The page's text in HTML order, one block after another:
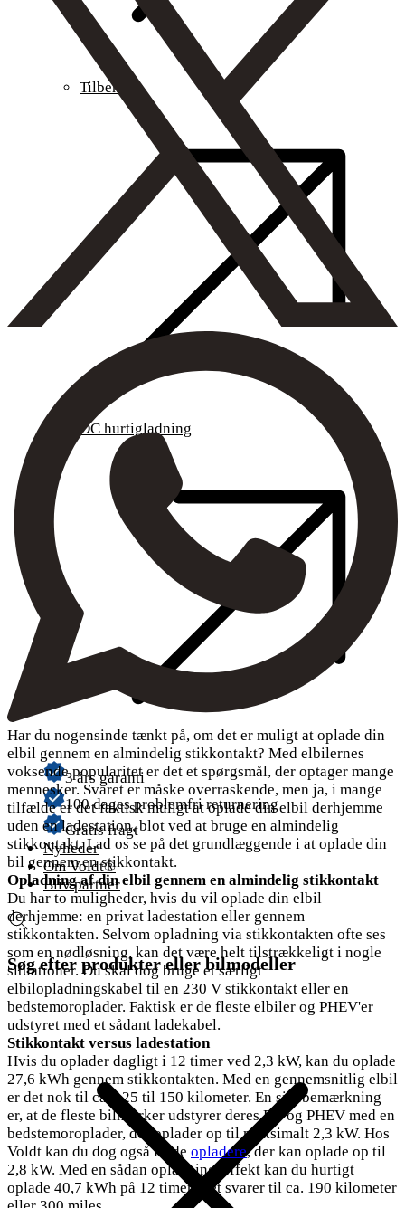
Tilbehør
DC hurtigladning
3 års garanti
100 dages problemfri returnering
Gratis fragt
Nyheder
Om Voldt®
Bliv partner
Søg efter produkter eller bilmodeller
Har du nogensinde tænkt på, om det er muligt at oplade din
elbil gennem en almindelig stikkontakt? Med elbilernes
voksende popularitet er det et spørgsmål, der optager mange
mennesker. Svaret er måske overraskende, men ja, i mange
tilfælde er det faktisk muligt at oplade din elbil derhjemme
uden en ladestation, blot ved at bruge en almindelig
stikkontakt. Lad os se på det grundlæggende i at oplade din
bil gennem en stikkontakt.
Opladning af din elbil gennem en almindelig stikkontakt
Du har to muligheder, hvis du vil oplade din elbil
derhjemme: en privat ladestation eller gennem
stikkontakten. Selvom opladning via stikkontakten ofte ses
som en nødløsning, kan det være helt tilstrækkeligt i nogle
situationer. Du skal dog bruge et særligt
elbilopladningskabel til en 230 V stikkontakt eller en
bedstemoroplader. Faktisk er de fleste elbiler og PHEV'er
udstyret med et sådant ladekabel.
Stikkontakt versus ladestation
Hvis du oplader dagligt i 12 timer ved 2,3 kW, kan du oplade
27,6 kWh gennem stikkontakten. Med en gennemsnitlig elbil
er det nok til ca. 125 til 150 kilometer. En sidebemærkning
er, at de fleste bilmærker udstyrer deres EV og PHEV med en
bedstemoroplader, der oplader op til maksimalt 2,3 kW. Hos
Voldt kan du dog også finde opladere, der kan oplade op til
2,8 kW. Med en sådan opladningseffekt kan du hurtigt
oplade 40,7 kWh på 12 timer. Det svarer til ca. 190 kilometer